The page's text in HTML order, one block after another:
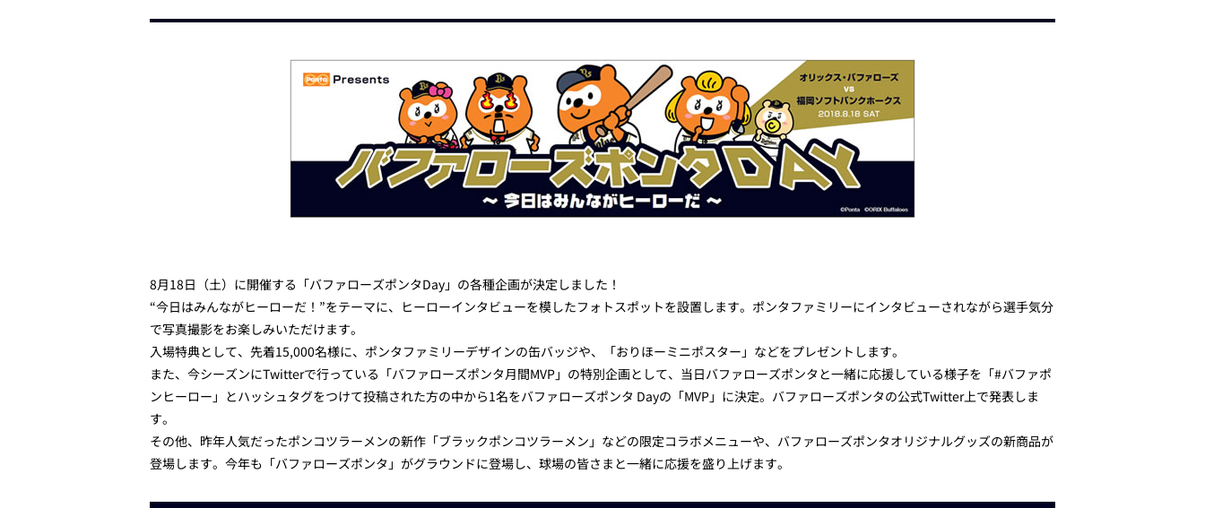
8月18日（土）に開催する「バファローズポンタDay」の各種企画が決定しました！
“今日はみんながヒーローだ！”をテーマに、ヒーローインタビューを模したフォトスポットを設置します。ポンタファミリーにインタビューされながら選手気分
で写真撮影をお楽しみいただけます。
入場特典として、先着15,000名様に、ポンタファミリーデザインの缶バッジや、「おりほーミニポスター」などをプレゼントします。
また、今シーズンにTwitterで行っている「バファローズポンタ月間MVP」の特別企画として、当日バファローズポンタと一緒に応援している様子を「#バファポ
ンヒーロー」とハッシュタグをつけて投稿された方の中から1名をバファローズポンタ Dayの「MVP」に決定。バファローズポンタの公式Twitter上で発表しま
す。
その他、昨年人気だったポンコツラーメンの新作「ブラックポンコツラーメン」などの限定コラボメニューや、バファローズポンタオリジナルグッズの新商品が
登場します。今年も「バファローズポンタ」がグラウンドに登場し、球場の皆さまと一緒に応援を盛り上げます。